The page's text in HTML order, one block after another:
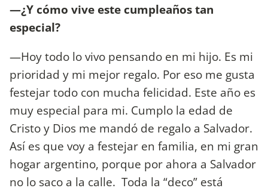
—¿Y cómo vive este cumpleaños tan
especial?
—Hoy todo lo vivo pensando en mi hijo. Es mi
prioridad y mi mejor regalo. Por eso me gusta
festejar todo con mucha felicidad. Este año es
muy especial para mi. Cumplo la edad de
Cristo y Dios me mandó de regalo a Salvador.
Así es que voy a festejar en familia, en mi gran
hogar argentino, porque por ahora a Salvador
no lo saco a la calle. Toda la “deco” está